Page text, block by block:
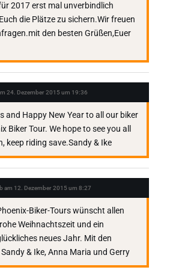
2017 erst mal unverbindlich
die Plätze zu sichern.Wir freuen
den besten Grüßen,Euer
24. Dezember 2015 um 19:36
and Happy New Year to all our biker
Biker Tour. We hope to see you all
keep riding save.Sandy & Ike
am 12. Dezember 2015 um 8:27
Biker-Tours wünscht allen
Weihnachtszeit und ein
neues Jahr. Mit den
& Ike, Anna Maria und Gerry